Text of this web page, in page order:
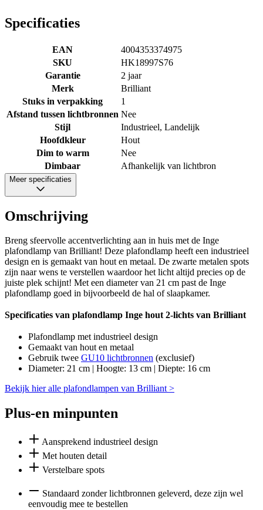
Specificaties
EAN
4004353374975
SKU
HK18997S76
Garantie
2 jaar
Merk
Brilliant
Stuks in verpakking
1
Afstand tussen lichtbronnen Nee
Stijl
Industrieel, Landelijk
Hoofdkleur
Hout
Dim to warm
Nee
Dimbaar
Afhankelijk van lichtbron
Meer specificaties
Omschrijving
Breng sfeervolle accentverlichting aan in huis met de Inge
plafondlamp van Brilliant! Deze plafondlamp heeft een industrieel
design en is gemaakt van hout en metaal. De zwarte metalen spots
zijn naar wens te verstellen waardoor het licht altijd precies op de
juiste plek schijnt! Met een diameter van 21 cm past de Inge
plafondlamp goed in bijvoorbeeld de hal of slaapkamer.
Specificaties van plafondlamp Inge hout 2-lichts van Brilliant
Plafondlamp met industrieel design
Gemaakt van hout en metaal
Gebruik twee GU10 lichtbronnen (exclusief)
Diameter: 21 cm | Hoogte: 13 cm | Diepte: 16 cm
Bekijk hier alle plafondlampen van Brilliant >
Plus-en minpunten
Aansprekend industrieel design
Met houten detail
Verstelbare spots
Standaard zonder lichtbronnen geleverd, deze zijn wel
eenvoudig mee te bestellen